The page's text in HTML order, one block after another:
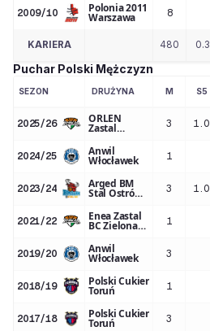
2009/10 Polonia 2011
Warszawa 8
KARIERA 480 0.3
Puchar Polski Mężczyzn
SEZON DRUŻYNA M S5
2025/26 ORLEN
Zastal 3 1.0
2024/25 Anwil
Włocławek 1
2023/24 Arged BM
Stal Ostrów 3 1.0
2021/22 Enea Zastal
BC Zielona 1
2019/20 Anwil
Włocławek 3
2018/19 Polski Cukier
Toruń 1
2017/18 Polski Cukier
Toruń 3